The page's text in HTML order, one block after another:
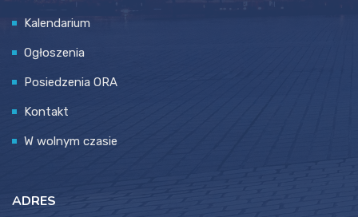
Kalendarium
Ogłoszenia
Posiedzenia ORA
Kontakt
W wolnym czasie
ADRES